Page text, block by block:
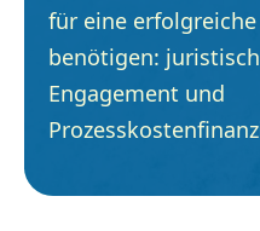
für eine
benötigen:
Engagement und